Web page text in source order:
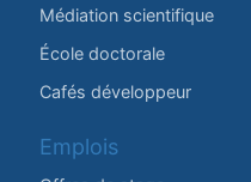
Médiation scientifique
École doctorale
Cafés développeur
Emplois